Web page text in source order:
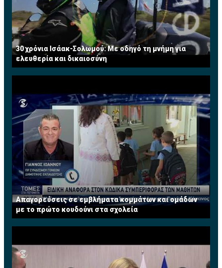
30 χρόνια Ισάακ-Σολωμού: Με οδηγό τη μνήμη για
ελευθερία και δικαιοσύνη
Απαγορεύσεις σε εμβλήματα κομμάτων και ομάδων
με το πρώτο κουδούνι στα σχολεία